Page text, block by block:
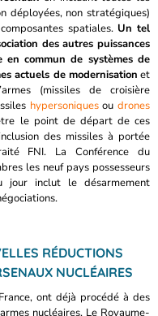
déployées, non stratégiques)
spatiales. Un tel
des autres puissances
en commun de systèmes de
actuels de modernisation et
(missiles de croisière
hypersoniquesoudrones
le point de départ de ces
des missiles à portée
FNI. La Conférence du
les neuf pays possesseurs
jour inclut le désarmement
RÉDUCTIONS
NUCLÉAIRES
ont déjà procédé à des
nucléaires. Le Royaume-